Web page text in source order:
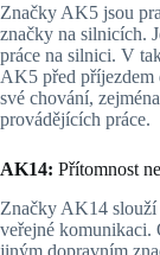
Značky AK5 jsou
značky na silnicích.
práce na silnici. V
AK5 před
své chování,
provádějících práce.
AK14: Přítomnost
Značky AK14 slouží
veřejné
jiným dopravním